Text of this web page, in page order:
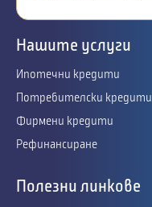
Нашите услуги
Ипотечни кредити
Потребителски кредити
Фирмени кредити
Рефинансиране
Полезни линкове